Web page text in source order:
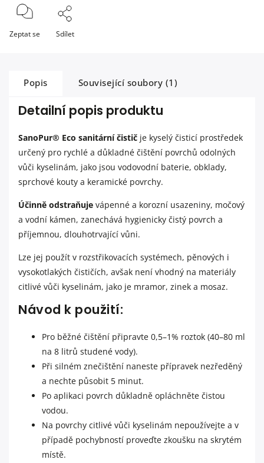
Zeptat se Sdílet
Popis Související soubory (1)
Detailní popis produktu
SanoPur® Eco sanitární čistič je kyselý čisticí prostředek
určený pro rychlé a důkladné čištění povrchů odolných
vůči kyselinám, jako jsou vodovodní baterie, obklady,
sprchové kouty a keramické povrchy.
Účinně odstraňuje vápenné a korozní usazeniny, močový
a vodní kámen, zanechává hygienicky čistý povrch a
příjemnou, dlouhotrvající vůni.
Lze jej použít v rozstřikovacích systémech, pěnových i
vysokotlakých čističích, avšak není vhodný na materiály
citlivé vůči kyselinám, jako je mramor, zinek a mosaz.
Návod k použití:
Pro běžné čištění připravte 0,5–1% roztok (40–80 ml
na 8 litrů studené vody).
Při silném znečištění naneste přípravek nezředěný
a nechte působit 5 minut.
Po aplikaci povrch důkladně opláchněte čistou
vodou.
Na povrchy citlivé vůči kyselinám nepoužívejte a v
případě pochybností proveďte zkoušku na skrytém
místě.